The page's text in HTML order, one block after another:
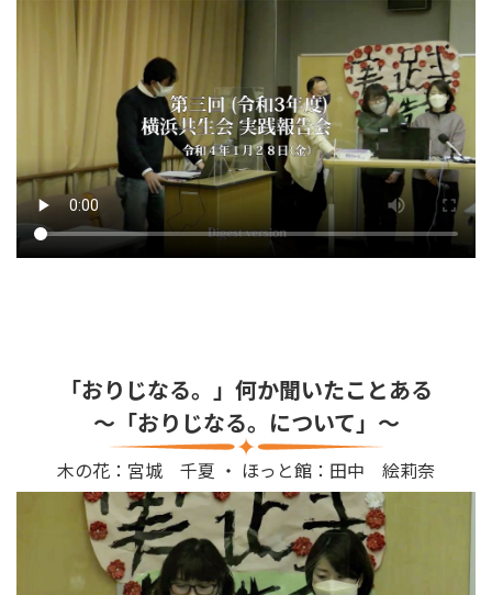
「おりじなる。」何か聞いたことある
～「おりじなる。について」～
木の花：宮城 千夏 ・ ほっと館：田中 絵莉奈